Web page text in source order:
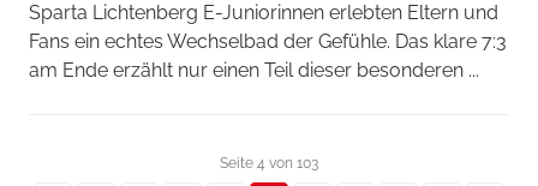
Sparta Lichtenberg E-Juniorinnen erlebten Eltern und
Fans ein echtes Wechselbad der Gefühle. Das klare 7:3
am Ende erzählt nur einen Teil dieser besonderen ...
Seite 4 von 103